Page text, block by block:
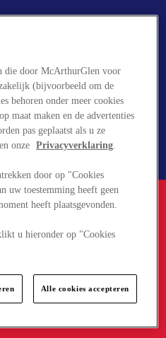
die door McArthurGlen voor
(bijvoorbeeld om de
behoren onder meer cookies
maat maken en de advertenties
pas geplaatst als u ze
en onze Privacyverklaring.
door op "Cookies
uw toestemming heeft geen
heeft plaatsgevonden.
u hieronder op "Cookies
Alle cookies accepteren